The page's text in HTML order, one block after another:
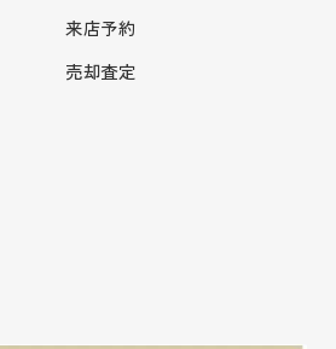
来店予約
売却査定